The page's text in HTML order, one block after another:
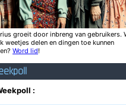
er alleen maar op vooruit
tis nie omdak wijs, da ge moet
Er is daar nog onraad
mensen is de mening niet
Verknoei je tijd op een nuttige
groeit door inbreng van gebruikers.
weetjes delen en dingen toe kunnen
Word lid!
: